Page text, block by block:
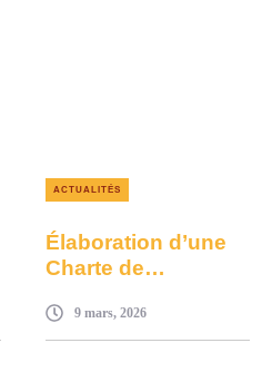
ACTUALITÉS
Élaboration d’une
Charte de
l’Enfance dans les
Dar Taleb.a –
9 mars, 2026